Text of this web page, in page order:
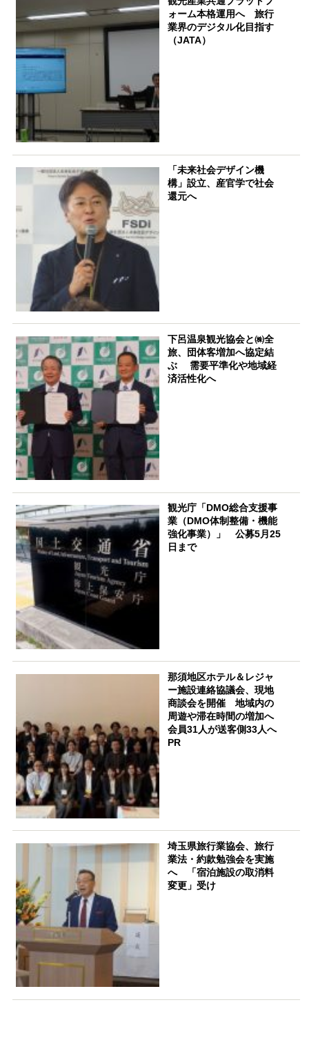
ォーム本格運用へ 旅行
業界のデジタル化目指す
（JATA）
「未来社会デザイン機
構」設立、産官学で社会
還元へ
下呂温泉観光協会と㈱全
旅、団体客増加へ協定結
ぶ 需要平準化や地域経
済活性化へ
観光庁「DMO総合支援事
業（DMO体制整備・機能
強化事業）」 公募5月25
日まで
那須地区ホテル＆レジャ
ー施設連絡協議会、現地
商談会を開催 地域内の
周遊や滞在時間の増加へ
会員31人が送客側33人へ
PR
埼玉県旅行業協会、旅行
業法・約款勉強会を実施
へ 「宿泊施設の取消料
変更」受け